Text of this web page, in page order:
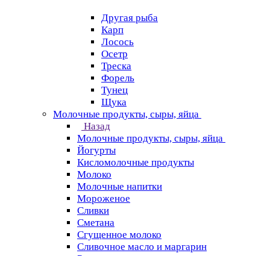
Другая рыба
Карп
Лосось
Осетр
Треска
Форель
Тунец
Щука
Молочные продукты, сыры, яйца
Назад
Молочные продукты, сыры, яйца
Йогурты
Кисломолочные продукты
Молоко
Молочные напитки
Мороженое
Сливки
Сметана
Сгущенное молоко
Сливочное масло и маргарин